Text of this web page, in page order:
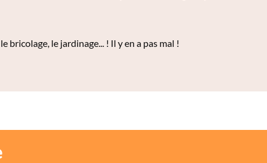
bricolage, le jardinage... ! Il y en a pas mal !